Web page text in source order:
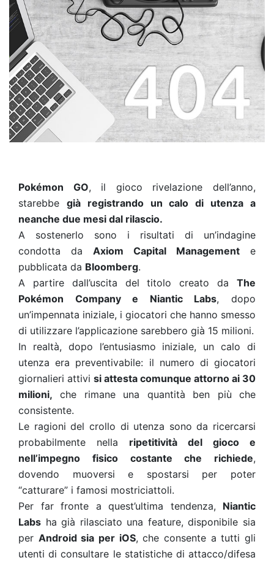
Pokémon GO, il gioco rivelazione dell’anno,
starebbe già registrando un calo di utenza a
neanche due mesi dal rilascio.
A sostenerlo sono i risultati di un’indagine
condotta da Axiom Capital Management e
pubblicata da Bloomberg.
A partire dall’uscita del titolo creato da The
Pokémon Companye Niantic Labs, dopo
un’impennata iniziale, i giocatori che hanno smesso
di utilizzare l’applicazione sarebbero già 15 milioni.
In realtà, dopo l’entusiasmo iniziale, un calo di
utenza era preventivabile: il numero di giocatori
giornalieri attivi si attesta comunque attorno ai 30
milioni, che rimane una quantità ben più che
consistente.
Le ragioni del crollo di utenza sono da ricercarsi
probabilmente nella ripetitività del gioco e
nell’impegno fisico costante che richiede,
dovendo muoversi e spostarsi per poter
“catturare” i famosi mostriciattoli.
Per far fronte a quest’ultima tendenza, Niantic
Labs ha già rilasciato una feature, disponibile sia
per Android sia per iOS, che consente a tutti gli
utenti di consultare le statistiche di attacco/difesa